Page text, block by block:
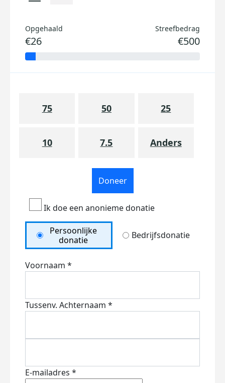
Opgehaald
€26
Streefbedrag
€500
75 50 25
10 7.5 Anders
Doneer
Ik doe een anonieme donatie
Persoonlijke
donatie
Bedrijfsdonatie
Voornaam *
Tussenv. Achternaam *
E-mailadres *